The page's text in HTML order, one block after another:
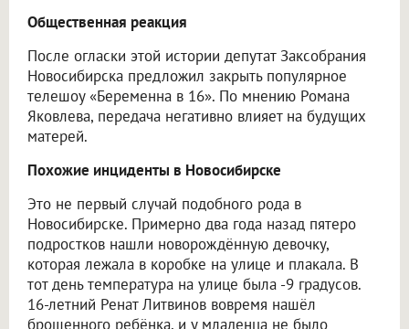
Общественная реакция
После огласки этой истории депутат Заксобрания
Новосибирска предложил закрыть популярное
телешоу «Беременна в 16». По мнению Романа
Яковлева, передача негативно влияет на будущих
матерей.
Похожие инциденты в Новосибирске
Это не первый случай подобного рода в
Новосибирске. Примерно два года назад пятеро
подростков нашли новорождённую девочку,
которая лежала в коробке на улице и плакала. В
тот день температура на улице была -9 градусов.
16-летний Ренат Литвинов вовремя нашёл
брошенного ребёнка, и у младенца не было